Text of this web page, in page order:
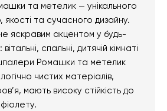
та метелик — унікального
та сучасного дизайну.
яскравим акцентом у будь-
спальні, дитячій кімнаті
Ромашки та метелик
чистих матеріалів,
мають високу стійкість до